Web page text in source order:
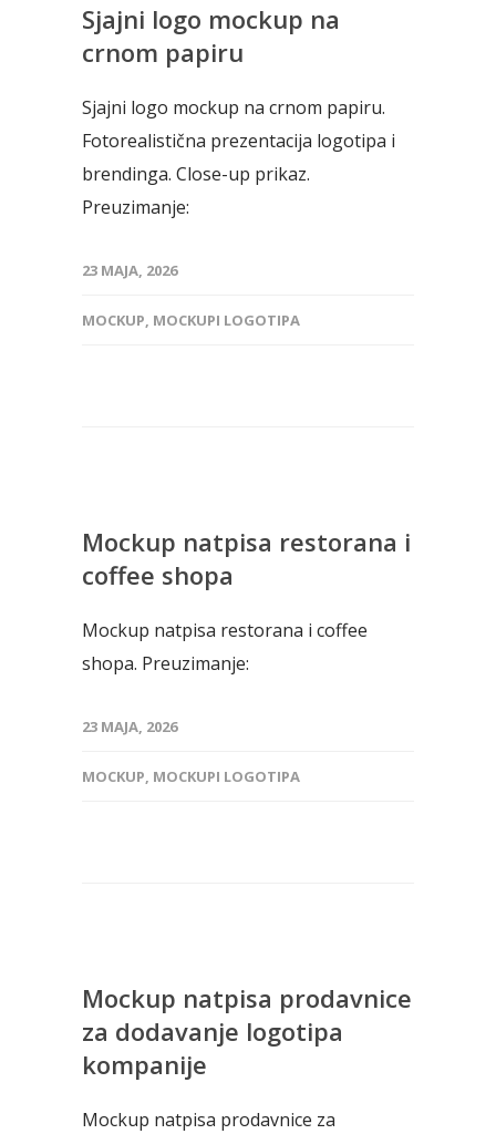
Sjajni logo mockup na
crnom papiru
Sjajni logo mockup na crnom papiru.
Fotorealistična prezentacija logotipa i
brendinga. Close-up prikaz.
Preuzimanje:
23 MAJA, 2026
MOCKUP, MOCKUPI LOGOTIPA
Mockup natpisa restorana i
coffee shopa
Mockup natpisa restorana i coffee
shopa. Preuzimanje:
23 MAJA, 2026
MOCKUP, MOCKUPI LOGOTIPA
Mockup natpisa prodavnice
za dodavanje logotipa
kompanije
Mockup natpisa prodavnice za